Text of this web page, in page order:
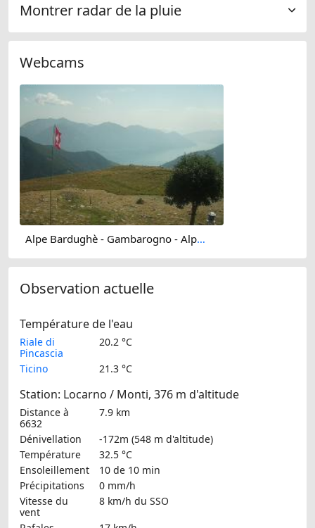
Montrer radar de la pluie
Webcams
Alpe Bardughè - Gambarogno - Alpe di Neggia - Cannobio - Lake Maggiore
Observation actuelle
Température de l'eau
Riale di
Pincascia
20.2 °C
Ticino
21.3 °C
Station: Locarno / Monti, 376 m d'altitude
Distance à
6632
7.9 km
Dénivellation
-172m (548 m d'altitude)
Température
32.5 °C
Ensoleillement
10 de 10 min
Précipitations
0 mm/h
Vitesse du
vent
8 km/h du SSO